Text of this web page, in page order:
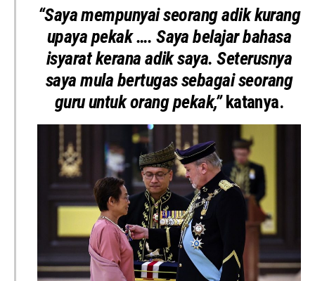
“Saya mempunyai seorang adik kurang
upaya pekak …. Saya belajar bahasa
isyarat kerana adik saya. Seterusnya
saya mula bertugas sebagai seorang
guru untuk orang pekak,”katanya.